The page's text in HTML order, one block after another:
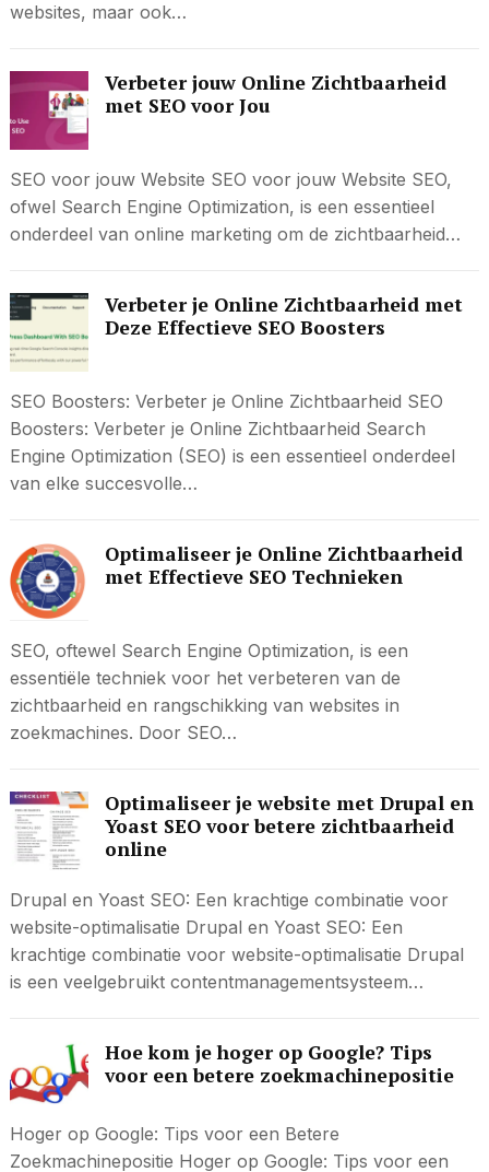
websites, maar ook…
Verbeter jouw Online Zichtbaarheid
met SEO voor Jou
SEO voor jouw Website SEO voor jouw Website SEO,
ofwel Search Engine Optimization, is een essentieel
onderdeel van online marketing om de zichtbaarheid…
Verbeter je Online Zichtbaarheid met
Deze Effectieve SEO Boosters
SEO Boosters: Verbeter je Online Zichtbaarheid SEO
Boosters: Verbeter je Online Zichtbaarheid Search
Engine Optimization (SEO) is een essentieel onderdeel
van elke succesvolle…
Optimaliseer je Online Zichtbaarheid
met Effectieve SEO Technieken
SEO, oftewel Search Engine Optimization, is een
essentiële techniek voor het verbeteren van de
zichtbaarheid en rangschikking van websites in
zoekmachines. Door SEO…
Optimaliseer je website met Drupal en
Yoast SEO voor betere zichtbaarheid
online
Drupal en Yoast SEO: Een krachtige combinatie voor
website-optimalisatie Drupal en Yoast SEO: Een
krachtige combinatie voor website-optimalisatie Drupal
is een veelgebruikt contentmanagementsysteem…
Hoe kom je hoger op Google? Tips
voor een betere zoekmachinepositie
Hoger op Google: Tips voor een Betere
Zoekmachinepositie Hoger op Google: Tips voor een